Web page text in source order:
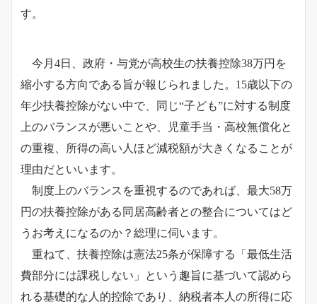
す。
今月4日、政府・与党が高校生の扶養控除38万円を
縮小する方向である旨が報じられました。15歳以下の
年少扶養控除がない中で、同じ“子ども”に対する制度
上のバランスが悪いことや、児童手当・高校無償化と
の重複、所得の高い人ほど減税額が大きくなることが
理由だといいます。
制度上のバランスを重視するのであれば、最大58万
円の扶養控除がある同居高齢者との整合についてはど
うお考えになるのか？総理に伺います。
重ねて、扶養控除は憲法25条が保障する「最低生活
費部分には課税しない」という趣旨に基づいて認めら
れる基礎的な人的控除であり、納税者本人の所得に応